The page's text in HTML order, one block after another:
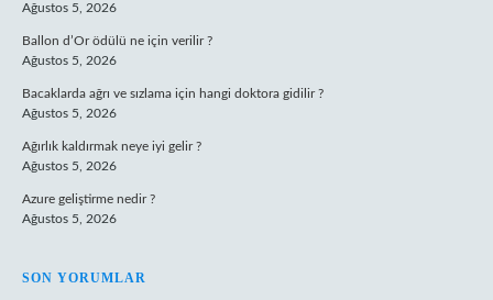
Ağustos 5, 2026
Ballon d’Or ödülü ne için verilir ?
Ağustos 5, 2026
Bacaklarda ağrı ve sızlama için hangi doktora gidilir ?
Ağustos 5, 2026
Ağırlık kaldırmak neye iyi gelir ?
Ağustos 5, 2026
Azure geliştirme nedir ?
Ağustos 5, 2026
SON YORUMLAR